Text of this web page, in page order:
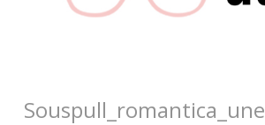
Souspull_romantica_une